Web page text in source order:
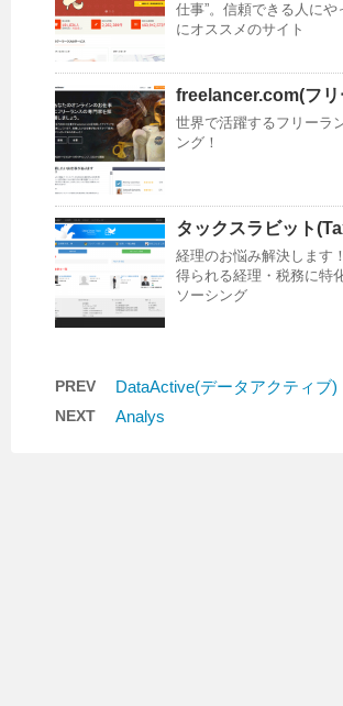
仕事”。信頼できる人にや
にオススメのサイト
freelancer.com(フリ
世界で活躍するフリーラ
ング！
タックスラビット
経理のお悩み解決します
得られる経理・税務に特
ソーシング
PREV DataActive(データアクティブ)
NEXT Analys